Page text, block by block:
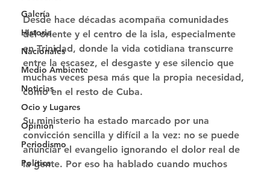
Galería
Historia
Nacionales
Medio Ambiente
Noticias
Ocio y Lugares
Opinión
Periodismo
Política
Desde hace décadas acompaña comunidades
del oriente y el centro de la isla, especialmente
en Trinidad, donde la vida cotidiana transcurre
entre la escasez, el desgaste y ese silencio que
muchas veces pesa más que la propia necesidad,
como en el resto de Cuba.
Su ministerio ha estado marcado por una
convicción sencilla y difícil a la vez: no se puede
anunciar el evangelio ignorando el dolor real de
la gente. Por eso ha hablado cuando muchos